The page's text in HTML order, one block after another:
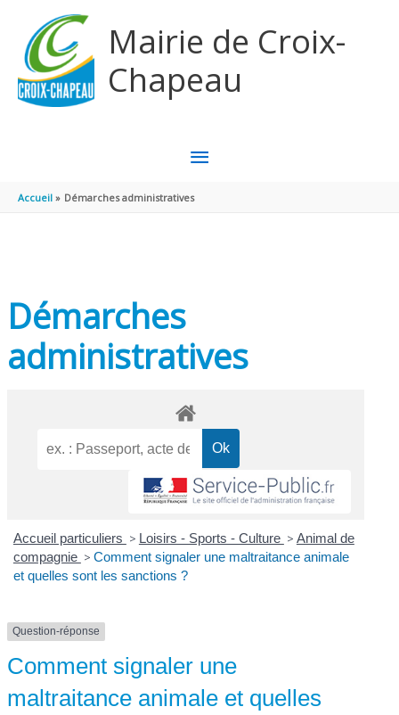
Mairie de Croix-
Chapeau
MENU
PRINCIPAL
Accueil Démarches administratives
Démarches
administratives
Accueil particuliers > Loisirs - Sports - Culture > Animal de
compagnie > Comment signaler une maltraitance animale
et quelles sont les sanctions ?
Question-réponse
Comment signaler une
maltraitance animale et quelles